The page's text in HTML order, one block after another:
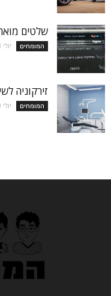
שלטים
המומחים יולי 23, 2026
זירקוניה
המומחים יולי 20, 2026